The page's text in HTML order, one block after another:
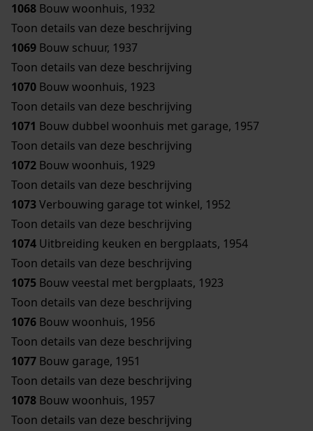
1068 Bouw woonhuis, 1932
Toon details van deze beschrijving
1069 Bouw schuur, 1937
Toon details van deze beschrijving
1070 Bouw woonhuis, 1923
Toon details van deze beschrijving
1071 Bouw dubbel woonhuis met garage, 1957
Toon details van deze beschrijving
1072 Bouw woonhuis, 1929
Toon details van deze beschrijving
1073Verbouwing garage tot winkel, 1952
Toon details van deze beschrijving
1074 Uitbreiding keuken en bergplaats, 1954
Toon details van deze beschrijving
1075 Bouw veestal met bergplaats, 1923
Toon details van deze beschrijving
1076 Bouw woonhuis, 1956
Toon details van deze beschrijving
1077 Bouw garage, 1951
Toon details van deze beschrijving
1078 Bouw woonhuis, 1957
Toon details van deze beschrijving